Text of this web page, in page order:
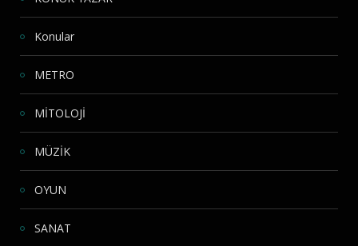
Konular
METRO
MİTOLOJİ
MÜZİK
OYUN
SANAT